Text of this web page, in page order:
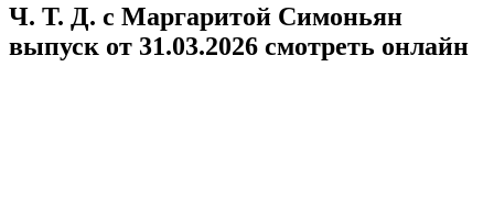
Ч. Т. Д. с Маргаритой Симоньян
выпуск от 31.03.2026 смотреть онлайн